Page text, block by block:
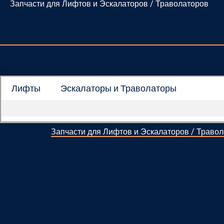
Перейти
Запчасти для Лифтов и Эскалаторов / Траволаторов
Лифты Эскалаторы и Траволаторы
Запчасти для Лифтов и Эскалаторов /